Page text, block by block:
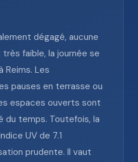
dégagé, aucune
faible, la journée se
Reims. Les
pauses en terrasse ou
espaces ouverts sont
du temps. Toutefois, la
UV de 7.1
prudente. Il vaut